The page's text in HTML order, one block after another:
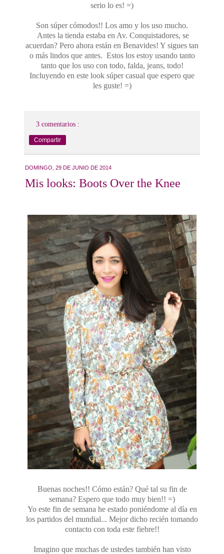
serio lo es! =)
Son súper cómodos!! Los amo y los uso mucho.
Antes la tienda estaba en Av. Conquistadores, se
acuerdan? Pero ahora están en Benavides! Y sigues tan
o más lindos que antes. Estos los estoy usando tanto
tanto que los uso con todo, falda, jeans, todo!
Incluyendo en este look súper casual que espero que
les guste! =)
3 comentarios :
Compartir
DOMINGO, 29 DE JUNIO DE 2014
Mis looks: Boots Over the Knee
Buenas noches!! Cómo están? Qué tal su fin de
semana? Espero que todo muy bien!! =)
Yo este fin de semana he estado poniéndome al día en
los partidos del mundial... Mejor dicho recién tomando
contacto con toda este fiebre!!
Imagino que muchas de ustedes también han visto